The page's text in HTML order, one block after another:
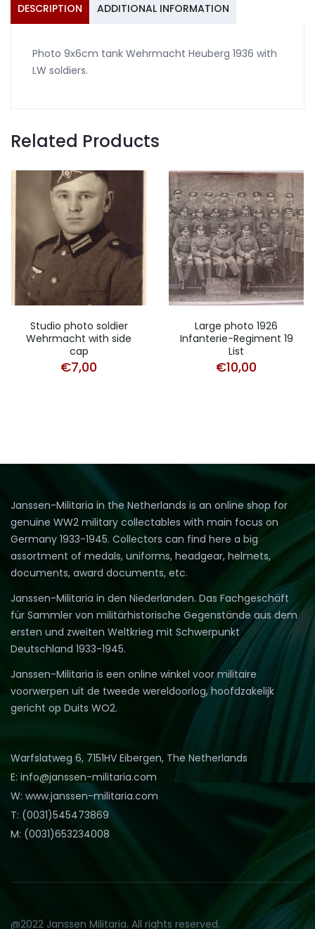
DESCRIPTION ADDITIONAL INFORMATION
Photo 9x6cm tank Wehrmacht Heuberg 1936 with
LW soldiers.
Related Products
Studio photo soldier
Wehrmacht with side
cap
€7,00
Large photo 1926
Infanterie-Regiment 19
List
€10,00
Janssen-Militaria in the Netherlands is an online shop for
genuine WW2 military collectables with main focus on
Germany 1933-1945. Collectors can find here a big
assortment of medals, uniforms, headgear, helmets,
documents, award documents, etc.
Janssen-Militaria in den Niederlanden. Das Fachgeschäft
für Sammler von militärhistorische Gegenstände aus dem
ersten und zweiten Weltkrieg mit Schwerpunkt
Deutschland 1933-1945.
Janssen-Militaria is een online winkel voor militaire
voorwerpen uit de tweede wereldoorlog, hoofdzakelijk
gericht op Duits WO2.
Warfslatweg 6, 7151HV Eibergen, The Netherlands
E: info@janssen-militaria.com
W: www.janssen-militaria.com
T: (0031)545473869
M: (0031)653234008
@2022 Janssen Militaria. All rights reserved.